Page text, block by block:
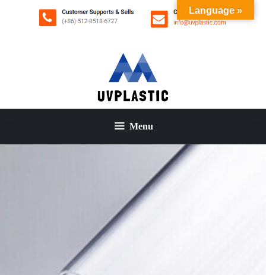
キ
Menu
Language »